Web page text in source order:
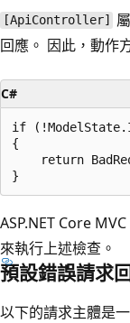
[ApiController]
回應。 因此，動作
C#
if
{
return
ASP.NET Core
來執行上述檢查。
預設錯誤請求
以下的請求主體是